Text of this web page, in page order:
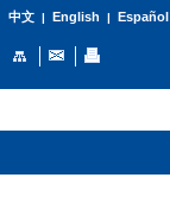
中文| English | Español